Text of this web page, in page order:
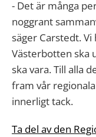
- Det är många
noggrant
säger Carstedt.
Västerbotten ska
ska vara. Till alla
fram vår
innerligt tack.
Ta del av den